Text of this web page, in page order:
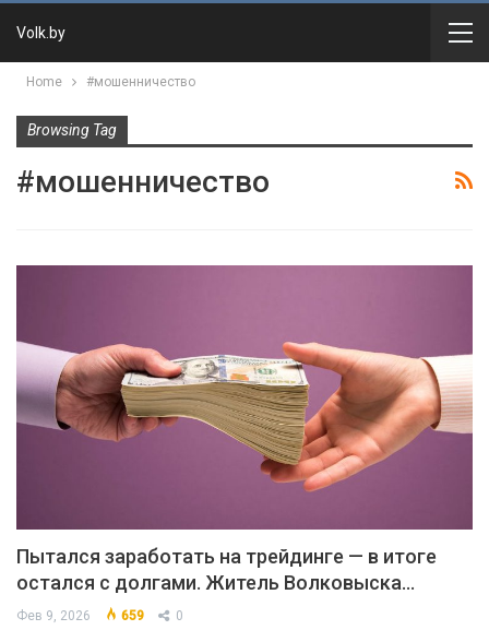
Volk.by
Home #мошенничество
Browsing Tag
#мошенничество
Пытался заработать на трейдинге — в итоге
остался с долгами. Житель Волковыска…
Фев 9, 2026 659 0